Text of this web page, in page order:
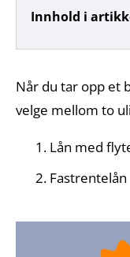
Innhold i
Når du tar opp et
velge mellom to
Lån med
Fastrentelån